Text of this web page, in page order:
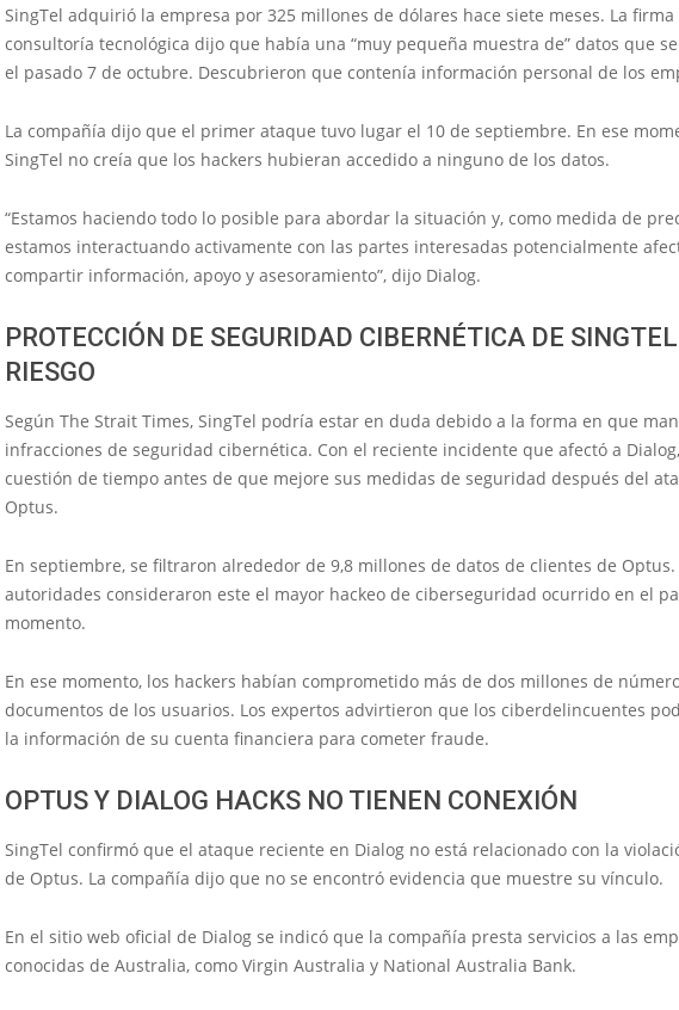
SingTel adquirió la empresa por 325 millones de dólares hace siete meses. La firma
consultoría tecnológica dijo que había una “muy pequeña muestra de” datos que
el pasado 7 de octubre. Descubrieron que contenía información personal de los
La compañía dijo que el primer ataque tuvo lugar el 10 de septiembre. En ese
SingTel no creía que los hackers hubieran accedido a ninguno de los datos.
“Estamos haciendo todo lo posible para abordar la situación y, como medida de
estamos interactuando activamente con las partes interesadas potencialmente
compartir información, apoyo y asesoramiento”, dijo Dialog.
PROTECCIÓN DE SEGURIDAD CIBERNÉTICA DE
RIESGO
Según The Strait Times, SingTel podría estar en duda debido a la forma en que
infracciones de seguridad cibernética. Con el reciente incidente que afectó a
cuestión de tiempo antes de que mejore sus medidas de seguridad después del
Optus.
En septiembre, se filtraron alrededor de 9,8 millones de datos de clientes de Optus.
autoridades consideraron este el mayor hackeo de ciberseguridad ocurrido en el
momento.
En ese momento, los hackers habían comprometido más de dos millones de
documentos de los usuarios. Los expertos advirtieron que los ciberdelincuentes
la información de su cuenta financiera para cometer fraude.
OPTUS Y DIALOG HACKS NO TIENEN CONEXIÓN
SingTel confirmó que el ataque reciente en Dialog no está relacionado con la
de Optus. La compañía dijo que no se encontró evidencia que muestre su vínculo.
En el sitio web oficial de Dialog se indicó que la compañía presta servicios a las
conocidas de Australia, como Virgin Australia y National Australia Bank.